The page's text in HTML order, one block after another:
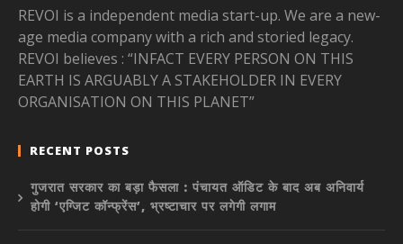
REVOI is a independent media start-up. We are a new-
age media company with a rich and storied legacy.
REVOI believes : “INFACT EVERY PERSON ON THIS
EARTH IS ARGUABLY A STAKEHOLDER IN EVERY
ORGANISATION ON THIS PLANET”
RECENT POSTS
गुजरात सरकार का बड़ा फैसला : पंचायत ऑडिट के बाद अब अनिवार्य
होगी ‘एग्जिट कॉन्फ्रेंस’, भ्रष्टाचार पर लगेगी लगाम